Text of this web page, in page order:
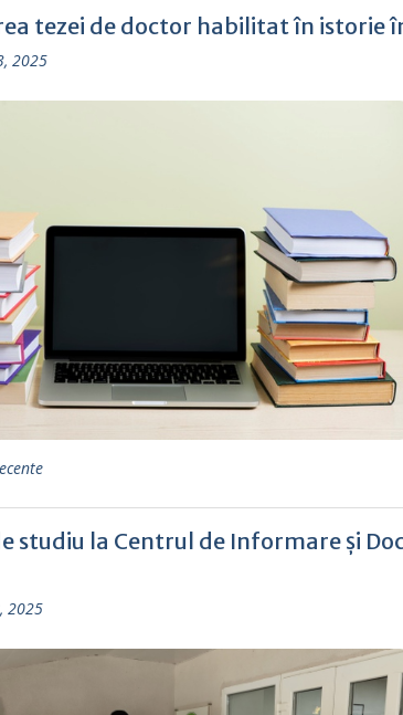
tezei de doctor habilitat în istorie
2025
studiu la Centrul de Informare și
2025